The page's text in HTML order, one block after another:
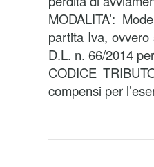
MODALITA’:
partita Iva,
D.L. n. 66/2014
CODICE
compensi per